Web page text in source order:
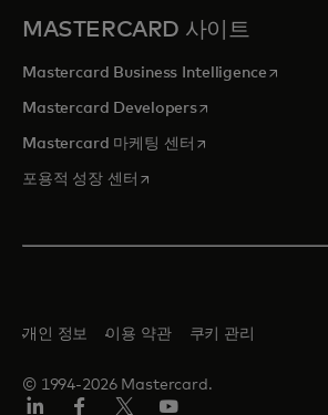
MASTERCARD 사이트
Mastercard Business Intelligence새 탭에
Mastercard Developers새 탭에서 열림
Mastercard 마케팅 센터 새 탭에서 열림
포용적 성장 센터 새 탭에서 열림
© 1994-2026 Mastercard.
개인 정보 이용 약관 쿠키 관리